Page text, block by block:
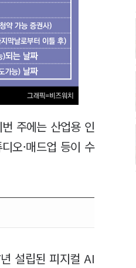
주에는 산업용 인
오·매드업 등이 수
설립된 피지컬 AI